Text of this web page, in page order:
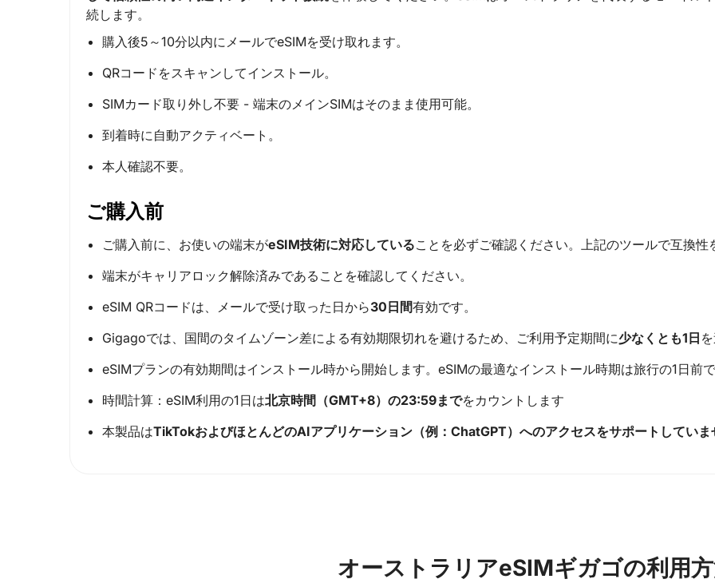
続します。
購入後5～10分以内にメールでeSIMを受け取れます。
QRコードをスキャンしてインストール。
SIMカード取り外し不要 - 端末のメインSIMはそのまま使用可能。
到着時に自動アクティベート。
本人確認不要。
ご購入前
ご購入前に、お使いの端末がeSIM技術に対応していることを必ずご確認ください。上記のツールで互換性
端末がキャリアロック解除済みであることを確認してください。
eSIM QRコードは、メールで受け取った日から30日間有効です。
Gigagoでは、国間のタイムゾーン差による有効期限切れを避けるため、ご利用予定期間に少なくとも1日
eSIMプランの有効期間はインストール時から開始します。eSIMの最適なインストール時期は旅行の1日前
時間計算：eSIM利用の1日は北京時間（GMT+8）の23:59までをカウントします
本製品はTikTokおよびほとんどのAIアプリケーション（例：ChatGPT）へのアクセスをサポートしていま
オーストラリアeSIMギガゴの利用